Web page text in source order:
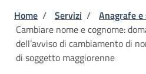
Briciole di pane
Home / Servizi / Anagrafe
Cambiare nome e cognome:
dell’avviso di cambiamento di
di soggetto maggiorenne